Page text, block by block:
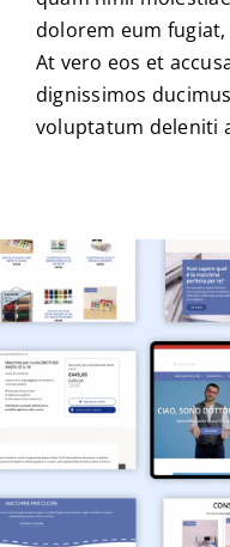
dolorem eum
At vero eos et
dignissimos
voluptatum deleniti